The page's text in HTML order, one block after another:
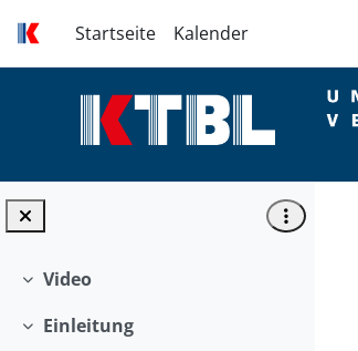
Startseite
Kalender
Einklappen
Video
Einklappen
Einleitung